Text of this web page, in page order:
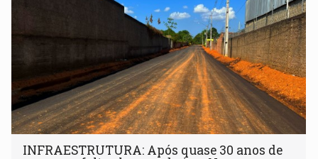
INFRAESTRUTURA: Após quase 30 anos de